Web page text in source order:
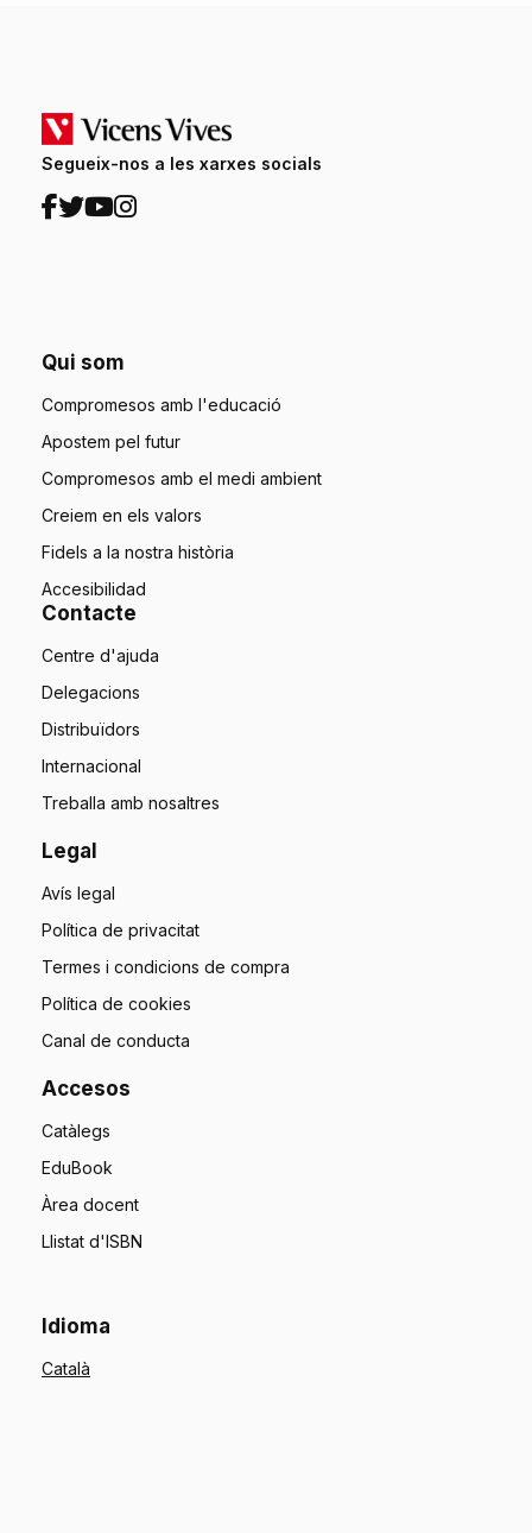
Segueix-nos a les xarxes socials
Qui som
Compromesos amb l'educació
Apostem pel futur
Compromesos amb el medi ambient
Creiem en els valors
Fidels a la nostra història
Accesibilidad
Contacte
Centre d'ajuda
Delegacions
Distribuïdors
Internacional
Treballa amb nosaltres
Legal
Avís legal
Política de privacitat
Termes i condicions de compra
Política de cookies
Canal de conducta
Accesos
Catàlegs
EduBook
Àrea docent
Llistat d'ISBN
Idioma